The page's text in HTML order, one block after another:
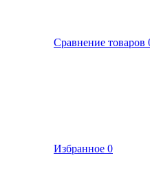
Сравнение товаров
Избранное 0